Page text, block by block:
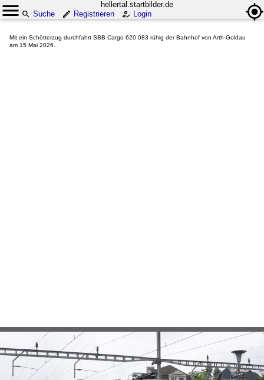
hellertal.startbilder.de
Suche
Registrieren Login
Mit ein Schötterzug durchfahrt SBB Cargo 620 083 rühig der Bahnhof von Arth-Goldau
am 15 Mai 2026.